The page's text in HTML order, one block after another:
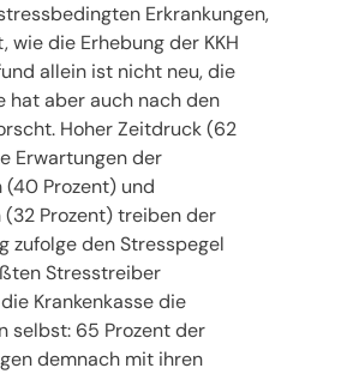
Erkrankungen,
wie die Erhebung der KKH
allein ist nicht neu, die
hat aber auch nach den
Hoher Zeitdruck (62
Erwartungen der
(40 Prozent) und
Prozent) treiben der
zufolge den Stresspegel
Stresstreiber
Krankenkasse die
selbst: 65 Prozent der
demnach mit ihren